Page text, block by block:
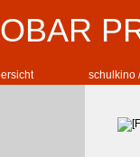
schulkino